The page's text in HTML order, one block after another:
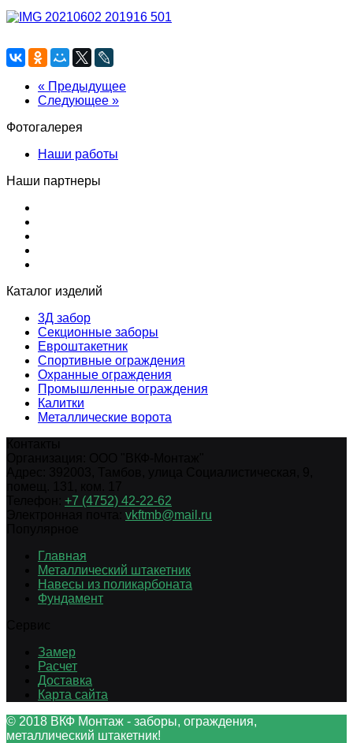
« Предыдущее
Следующее »
Фотогалерея
Наши работы
Наши партнеры
Каталог изделий
3Д забор
Секционные заборы
Евроштакетник
Спортивные ограждения
Охранные ограждения
Промышленные ограждения
Калитки
Металлические ворота
+7 (4752) 42-22-62
vkftmb@mail.ru
Главная
Металлический штакетник
Навесы из поликарбоната
Фундамент
Замер
Расчет
Доставка
Карта сайта
© 2018 ВКФ Монтаж - заборы, ограждения,
металлический штакетник!